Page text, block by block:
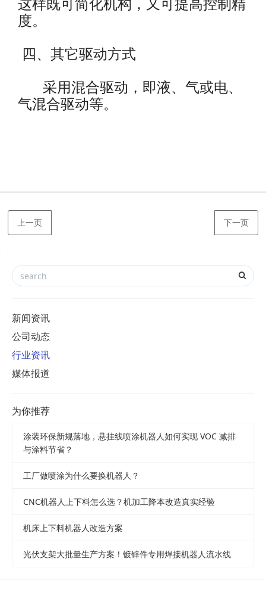
这样既可简化机构，又可提高控制精
度。
四、 其它驱动方式
采用混合驱动，即液、气或电、
气混合驱动等。
上一页 下一页
新闻资讯
公司动态
行业资讯
媒体报道
为你推荐
涂装环保新规落地，悬挂线喷涂机器人如何实现 VOC 减排
与涂料节省？
工厂做喷涂为什么要换机器人？
CNC机器人上下料怎么选？机加工降本改造真实经验
机床上下料机器人改造方案
光伏支架大批量生产方案！镀锌件专用焊接机器人流水线